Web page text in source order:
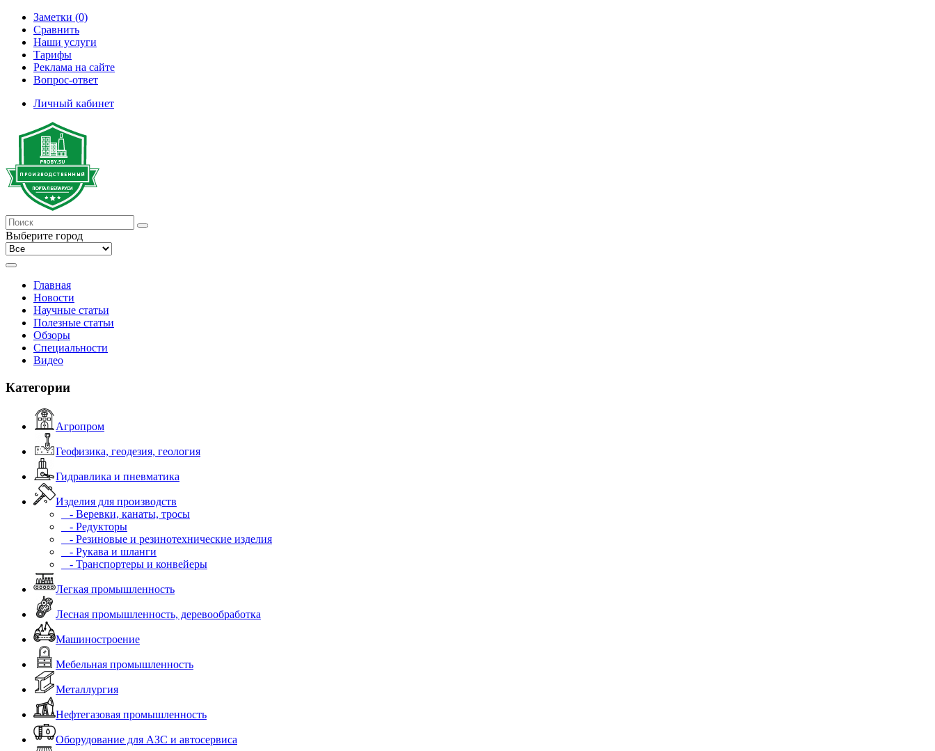
Заметки (0)
Сравнить
Наши услуги
Тарифы
Реклама на сайте
Вопрос-ответ
Личный кабинет
Выберите город
Главная
Новости
Научные статьи
Полезные статьи
Обзоры
Специальности
Видео
Категории
Агропром
Геофизика, геодезия, геология
Гидравлика и пневматика
Изделия для производств
- Веревки, канаты, тросы
- Редукторы
- Резиновые и резинотехнические изделия
- Рукава и шланги
- Транспортеры и конвейеры
Легкая промышленность
Лесная промышленность, деревообработка
Машиностроение
Мебельная промышленность
Металлургия
Нефтегазовая промышленность
Оборудование для АЗС и автосервиса